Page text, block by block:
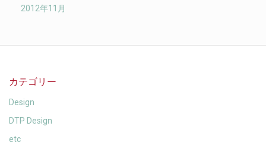
2012年11月
カテゴリー
Design
DTP Design
etc